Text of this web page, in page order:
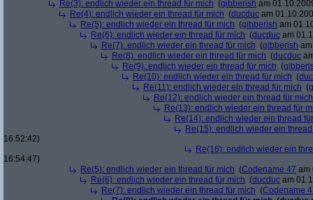
Re(3): endlich wieder ein thread für mich (gibberish am
Re(4): endlich wieder ein thread für mich (ducduc am
Re(5): endlich wieder ein thread für mich (gibberish am
Re(6): endlich wieder ein thread für mich (ducduc am
Re(7): endlich wieder ein thread für mich (gibberish
Re(8): endlich wieder ein thread für mich (ducduc
Re(9): endlich wieder ein thread für mich (
Re(10): endlich wieder ein thread für mich (
Re(11): endlich wieder ein thread für mich (
Re(12): endlich wieder ein thread für mich
Re(13): endlich wieder ein thread für
Re(14): endlich wieder ein thread
Re(15): endlich wieder ein
16:52:42)
Re(16): endlich wieder ein
16:54:47)
Re(5): endlich wieder ein thread für mich (Codename 47 am
Re(6): endlich wieder ein thread für mich (ducduc am
Re(7): endlich wieder ein thread für mich (Codename